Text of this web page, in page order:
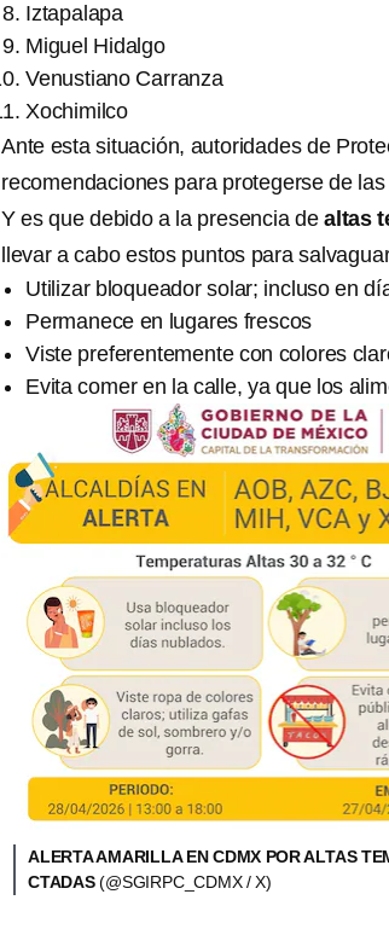
Iztapalapa
Miguel Hidalgo
Venustiano Carranza
Xochimilco
Ante esta situación, autoridades de
recomendaciones para protegerse de
Y es que debido a la presencia de altas
llevar a cabo estos puntos para
Utilizar bloqueador solar; incluso en
Permanece en lugares frescos
Viste preferentemente con colores
Evita comer en la calle, ya que los
ALERTA AMARILLA EN CDMX POR ALTAS
CTADAS(@SGIRPC_CDMX / X)